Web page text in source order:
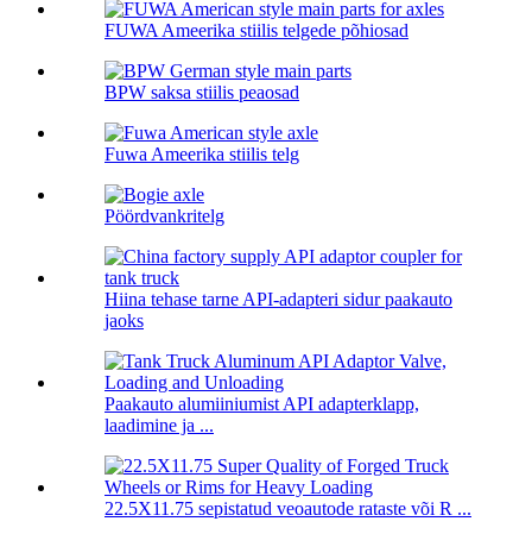
FUWA Ameerika stiilis telgede põhiosad
BPW saksa stiilis peaosad
Fuwa Ameerika stiilis telg
Pöördvankritelg
Hiina tehase tarne API-adapteri sidur paakauto
jaoks
Paakauto alumiiniumist API adapterklapp,
laadimine ja ...
22.5X11.75 sepistatud veoautode rataste või R ...